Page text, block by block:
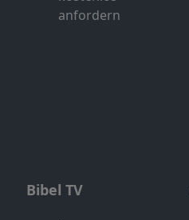
anfordern
Bibel TV